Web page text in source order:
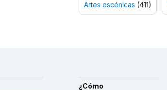
Artes escénicas (411)
¿Cómo